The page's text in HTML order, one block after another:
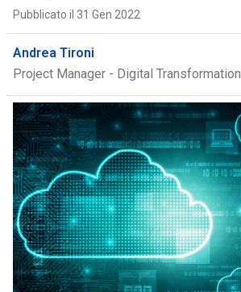
Pubblicato il 31 Gen 2022
Andrea Tironi
Project Manager - Digital Transformation